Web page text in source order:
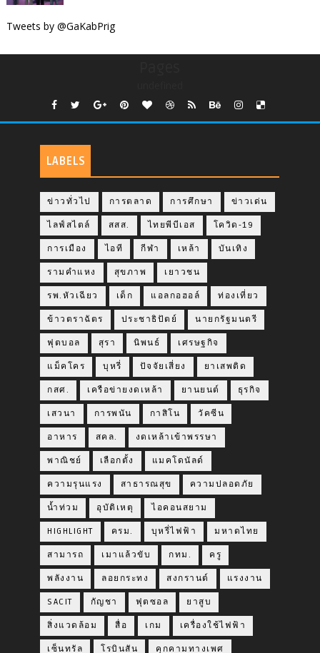
Tweets by @GaKabPrig
LABELS
ข่าวทั่วไป การตลาด การศึกษา ข่าวเด่น
ไลฟ์สไตล์ สสส. ไทยพีบีเอส โควิด-19
การเมือง ไอที กีฬา เหล้า บันเทิง
รามคำแหง สุขภาพ เยาวชน
รพ.หัวเฉียว เด็ก แอลกอฮอล์ ท่องเที่ยว
ข้าวตราฉัตร ประชาธิปัตย์ นายกรัฐมนตรี
ฟุตบอล สุรา นิพนธ์ เศรษฐกิจ
แม็คโคร บุหรี่ ปัจจัยเสี่ยง ยาเสพติด
กสศ. เครือข่ายงดเหล้า ยานยนต์ ธุรกิจ
เสวนา การพนัน กาสิโน วัคซีน
อาหาร สคล. งดเหล้าเข้าพรรษา
พาณิชย์ เลือกตั้ง แมคโดนัลด์
ความรุนแรง สาธารณสุข ความปลอดภัย
น้ำท่วม อุบัติเหตุ ไอคอนสยาม
HIGHLIGHT ครม. บุหรี่ไฟฟ้า มหาดไทย
สามารถ เมาแล้วขับ กทม. ครู
พลังงาน ลอยกระทง สงกรานต์ แรงงาน
SACIT กัญชา ฟุตซอล ยาสูบ
สิ่งแวดล้อม สื่อ เกม เครื่องใช้ไฟฟ้า
เซ็นทรัล โรบินสัน คุกคามทางเพศ